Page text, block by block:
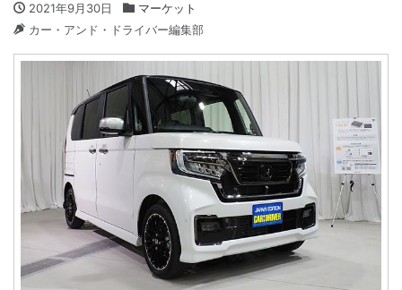
2021年9月30日
マーケット
カー・アンド・ドライバー編集部